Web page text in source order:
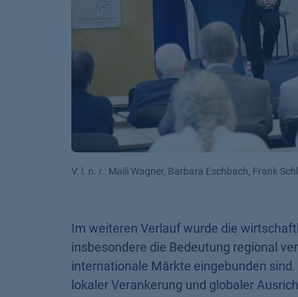
V. l. n. r.: Maili Wagner, Barbara Eschbach, Frank
Im weiteren Verlauf wurde die
insbesondere die Bedeutung regional
internationale Märkte eingebunden
lokaler Verankerung und globaler